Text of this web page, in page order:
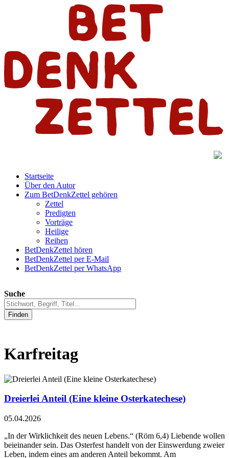
Startseite
Über den Autor
Zum BetDenkZettel gehören
Zettel
Predigten
Vorträge
Heilige
Reihen
BetDenkZettel hören
BetDenkZettel per E-Mail
BetDenkZettel per WhatsApp
Suche
Finden
Karfreitag
Dreierlei Anteil (Eine kleine Osterkatechese)
05.04.2026
„In der Wirklichkeit des neuen Lebens.“ (Röm 6,4) Liebende wollen
beieinander sein. Das Osterfest handelt von der Einswerdung zweier
Leben, indem eines am anderen Anteil bekommt. Am